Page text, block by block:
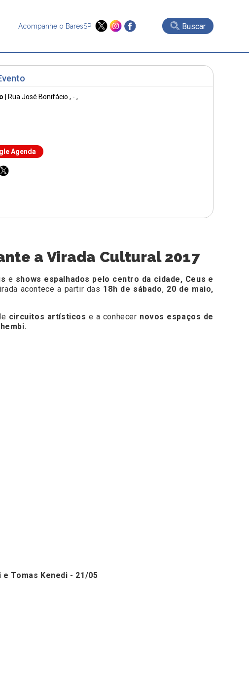
Acompanhe o BaresSP Buscar
Rua José Bonifácio , - ,
Agenda
a Virada Cultural 2017
e shows espalhados pelo centro da cidade, Ceus e
acontece a partir das 18h de sábado, 20 de maio,
circuitos artísticos e a conhecer novos espaços de
Tomas Kenedi - 21/05